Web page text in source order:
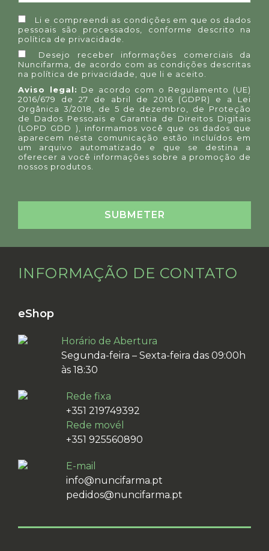
Li e compreendi as condições em que os dados
pessoais são processados, conforme descrito na
política de privacidade
Desejo receber informações comerciais da
Nuncifarma, de acordo com as condições descritas
na política de privacidade
, que li e aceito.
Aviso legal: De acordo com o Regulamento (UE)
2016/679 de 27 de abril de 2016 (GDPR) e a Lei
Orgânica 3/2018, de 5 de dezembro, de Proteção
de Dados Pessoais e Garantia de Direitos Digitais
(LOPD GDD ), informamos você que os dados que
aparecem nesta comunicação estão incluídos em
um arquivo automatizado e que se destina a
oferecer a você informações sobre a promoção de
nossos produtos.
INFORMAÇÃO DE CONTATO
eShop
Horário de Abertura
Segunda-feira – Sexta-feira das 09:00h
às 18:30
Rede fixa
+351 219749392
Rede movél
+351 925560890
E-mail
info@nuncifarma.pt
pedidos@nuncifarma.pt